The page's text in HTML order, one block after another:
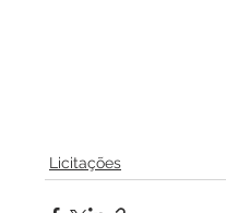
Licitações